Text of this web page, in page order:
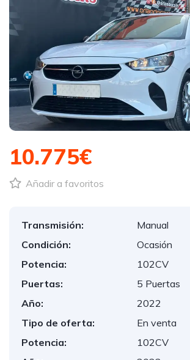
10.775€
Añadir a favoritos
Transmisión:
Manual
Condición:
Ocasión
Potencia:
102CV
Puertas:
5 Puertas
Año:
2022
Tipo de oferta:
En venta
Potencia:
102CV